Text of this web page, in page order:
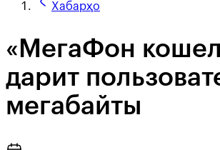
Хабарҳо
«МегаФон
дарит
мегабайты